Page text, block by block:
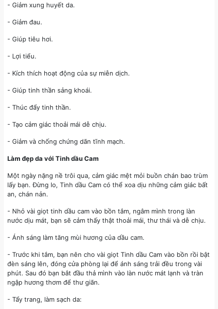
- Giảm xung huyết da.
- Giảm đau.
- Giúp tiêu hơi.
- Lợi tiểu.
- Kích thích hoạt động của sự miễn dịch.
- Giúp tinh thần sảng khoái.
- Thúc đẩy tinh thần.
- Tạo cảm giác thoải mái dễ chịu.
- Giảm và chống chứng dãn tĩnh mạch.
Làm đẹp da với Tinh dầu Cam
Một ngày nặng nề trôi qua, cảm giác mệt mỏi buồn chán bao trùm
lấy bạn. Đừng lo, Tinh dầu Cam có thể xoa dịu những cảm giác bất
an, chán nản.
- Nhỏ vài giọt tinh dầu cam vào bồn tắm, ngâm mình trong làn
nước dịu mát, bạn sẽ cảm thấy thật thoải mái, thư thái và dễ chịu.
- Ánh sáng làm tăng mùi hương của dầu cam.
- Trước khi tắm, bạn nên cho vài giọt Tinh dầu Cam vào bồn rồi bật
đèn sáng lên, đóng cửa phòng lại để ánh sáng trải đều trong vài
phút. Sau đó bạn bắt đầu thả mình vào làn nước mát lạnh và tràn
ngập hương thơm để thư giãn.
- Tẩy trang, làm sạch da: